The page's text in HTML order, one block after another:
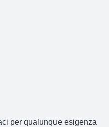
per qualunque esigenza